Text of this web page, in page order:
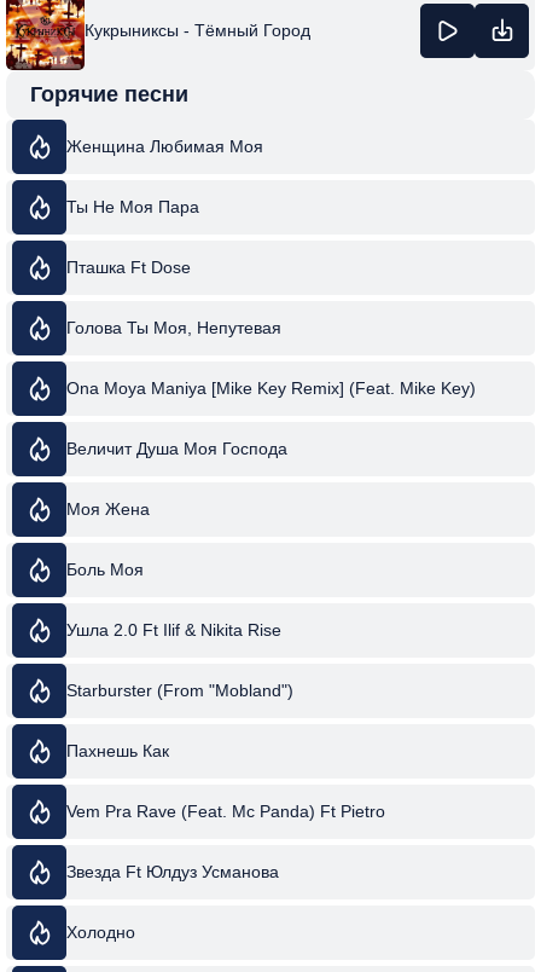
Кукрыниксы - Тёмный Город
Горячие песни
Женщина Любимая Моя
Ты Не Моя Пара
Пташка Ft Dose
Голова Ты Моя, Непутевая
Ona Moya Maniya [Mike Key Remix] (Feat. Mike Key)
Величит Душа Моя Господа
Моя Жена
Боль Моя
Ушла 2.0 Ft Ilif & Nikita Rise
Starburster (From "Mobland")
Пахнешь Как
Vem Pra Rave (Feat. Mc Panda) Ft Pietro
Звезда Ft Юлдуз Усманова
Холодно